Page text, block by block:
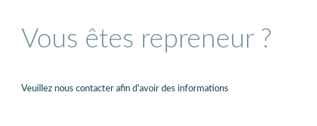
Vous êtes repreneur ?
Veuillez nous contacter afin d'avoir des informations